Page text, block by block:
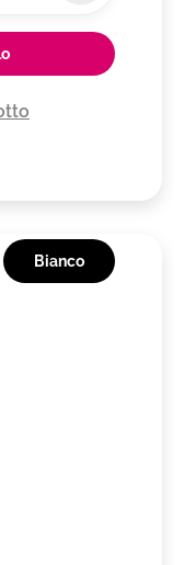
Bianco